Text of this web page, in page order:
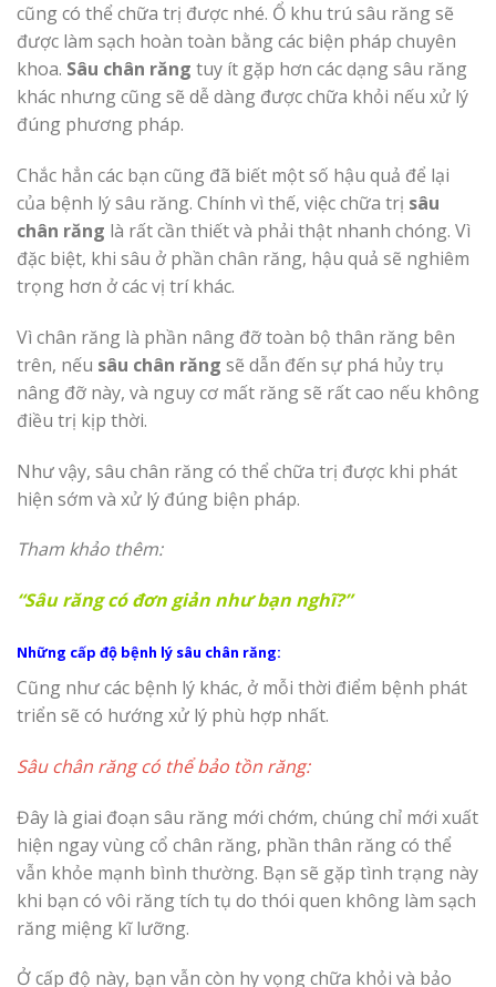
cũng có thể chữa trị được nhé. Ổ khu trú sâu răng sẽ
được làm sạch hoàn toàn bằng các biện pháp chuyên
khoa. Sâu chân răng tuy ít gặp hơn các dạng sâu răng
khác nhưng cũng sẽ dễ dàng được chữa khỏi nếu xử lý
đúng phương pháp.
Chắc hẳn các bạn cũng đã biết một số hậu quả để lại
của bệnh lý sâu răng. Chính vì thế, việc chữa trị sâu
chân răng là rất cần thiết và phải thật nhanh chóng. Vì
đặc biệt, khi sâu ở phần chân răng, hậu quả sẽ nghiêm
trọng hơn ở các vị trí khác.
Vì chân răng là phần nâng đỡ toàn bộ thân răng bên
trên, nếu sâu chân răng sẽ dẫn đến sự phá hủy trụ
nâng đỡ này, và nguy cơ mất răng sẽ rất cao nếu không
điều trị kịp thời.
Như vậy, sâu chân răng có thể chữa trị được khi phát
hiện sớm và xử lý đúng biện pháp.
Tham khảo thêm:
“Sâu răng có đơn giản như bạn nghĩ?”
Những cấp độ bệnh lý sâu chân răng:
Cũng như các bệnh lý khác, ở mỗi thời điểm bệnh phát
triển sẽ có hướng xử lý phù hợp nhất.
Sâu chân răng có thể bảo tồn răng:
Đây là giai đoạn sâu răng mới chớm, chúng chỉ mới xuất
hiện ngay vùng cổ chân răng, phần thân răng có thể
vẫn khỏe mạnh bình thường. Bạn sẽ gặp tình trạng này
khi bạn có vôi răng tích tụ do thói quen không làm sạch
răng miệng kĩ lưỡng.
Ở cấp độ này, bạn vẫn còn hy vọng chữa khỏi và bảo